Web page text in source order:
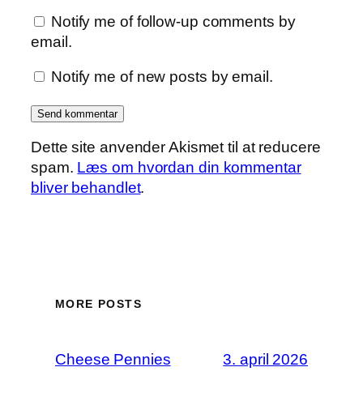
Notify me of follow-up comments by
email.
Notify me of new posts by email.
Dette site anvender Akismet til at reducere
spam. Læs om hvordan din kommentar
bliver behandlet.
MORE POSTS
Cheese Pennies 3. april 2026